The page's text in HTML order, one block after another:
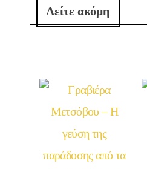
Δείτε ακόμη